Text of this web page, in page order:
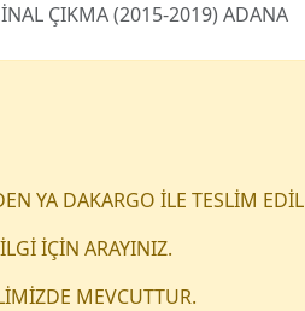
ÇIKMA (2015-2019) ADANA
YA DAKARGO İLE TESLİM
İÇİN ARAYINIZ.
MEVCUTTUR.